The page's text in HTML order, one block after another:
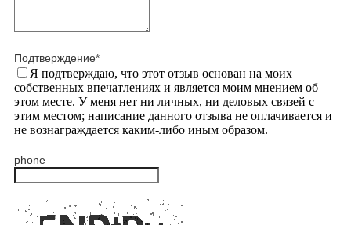
Подтверждение*
Я подтверждаю, что этот отзыв основан на моих
собственных впечатлениях и является моим мнением об
этом месте. У меня нет ни личных, ни деловых связей с
этим местом; написание данного отзыва не оплачивается и
не вознаграждается каким-либо иным образом.
phone